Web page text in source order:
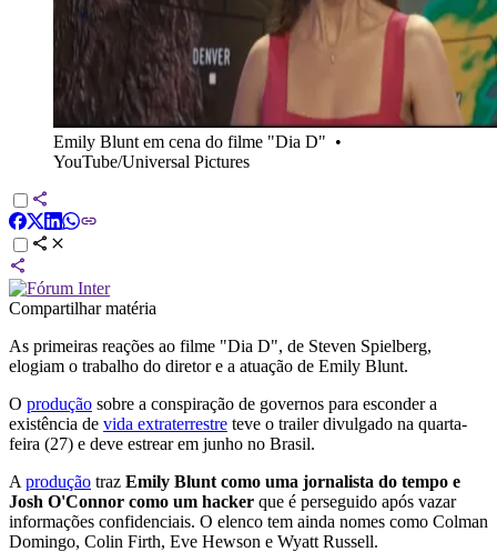
Emily Blunt em cena do filme "Dia D" •
YouTube/Universal Pictures
Compartilhar matéria
As primeiras reações ao filme "Dia D", de Steven Spielberg,
elogiam o trabalho do diretor e a atuação de Emily Blunt.
O produção sobre a conspiração de governos para esconder a
existência de vida extraterrestre teve o trailer divulgado na quarta-
feira (27) e deve estrear em junho no Brasil.
A produção traz Emily Blunt como uma jornalista do tempo e
Josh O'Connor como um hacker que é perseguido após vazar
informações confidenciais. O elenco tem ainda nomes como Colman
Domingo, Colin Firth, Eve Hewson e Wyatt Russell.